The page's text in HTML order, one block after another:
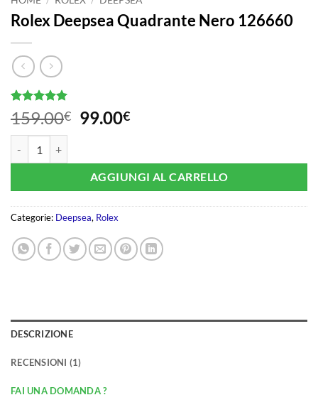
Rolex Deepsea Quadrante Nero 126660
Valutato5
su 5 su
base di
1
recensioni
159.00€ Il
era:
159.00€.
99.00€Il
è:
99.00€.
AGGIUNGI AL CARRELLO
Categorie: Deepsea, Rolex
DESCRIZIONE
RECENSIONI (1)
FAI UNA DOMANDA ?